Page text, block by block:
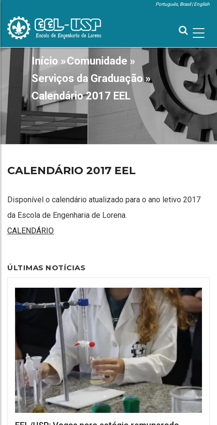
para
principal
Português, Brasil English
TRILHA
DE
NAVEGAÇÃO
Início »Comunidade »
Serviços da Graduação »
Calendário 2017 EEL
CALENDÁRIO 2017 EEL
Disponível o calendário atualizado para o ano letivo 2017
da Escola de Engenharia de Lorena.
CALENDÁRIO
ÚLTIMAS NOTÍCIAS